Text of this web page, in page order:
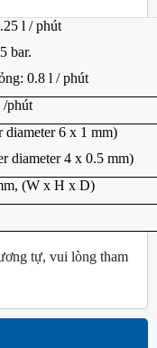
l / phút
bar.
0.8 l / phút
/phút
diameter 6 x 1 mm)
diameter 4 x 0.5 mm)
(W x H x D)
tự, vui lòng tham